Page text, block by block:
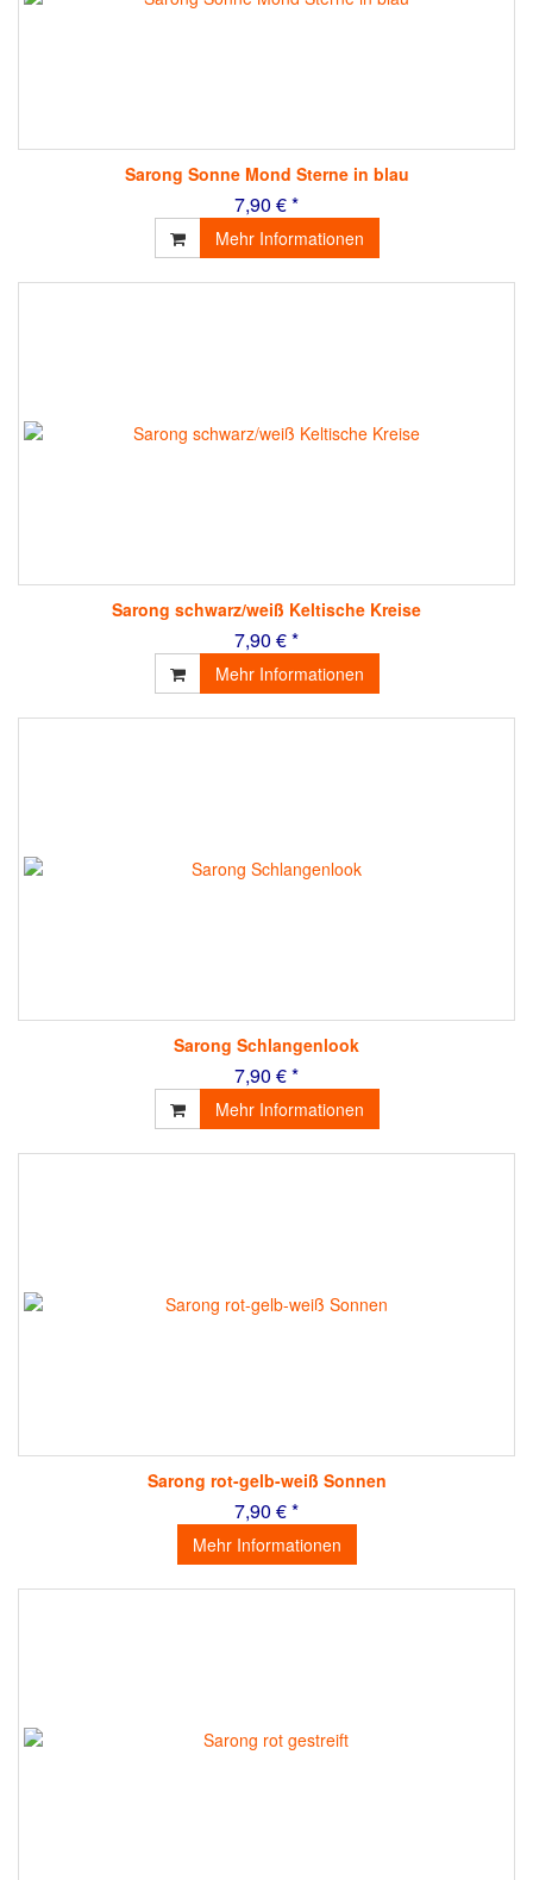
Sarong Sonne Mond Sterne in blau
7,90 € *
Mehr Informationen
Sarong schwarz/weiß Keltische Kreise
7,90 € *
Mehr Informationen
Sarong Schlangenlook
7,90 € *
Mehr Informationen
Sarong rot-gelb-weiß Sonnen
7,90 € *
Mehr Informationen